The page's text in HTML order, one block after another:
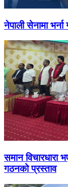
नेपाली सेनामा
समान विचारधारा
गठनको प्रस्ताव